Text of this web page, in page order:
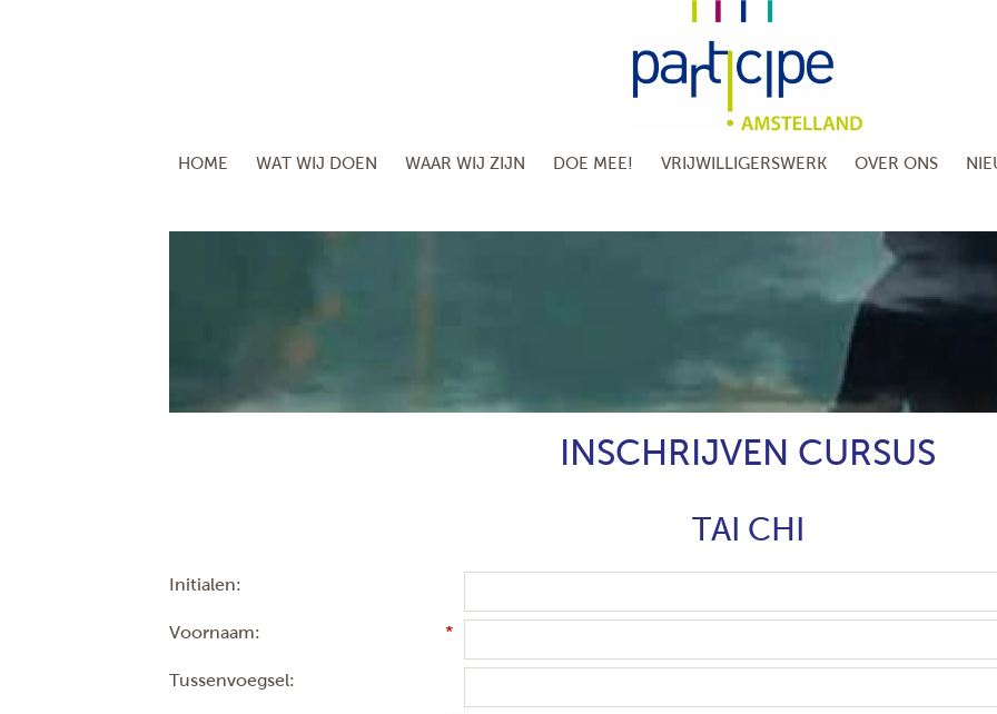
HOME WAT WIJ DOEN WAAR WIJ ZIJN DOE MEE! VRIJWILLIGERSWERK OVER ONS
INSCHRIJVEN CURSUS
TAI CHI
Initialen:
Voornaam:
Tussenvoegsel: